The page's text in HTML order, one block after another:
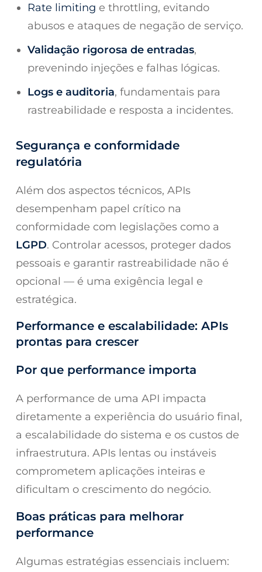
Rate limiting e throttling, evitando
abusos e ataques de negação de serviço.
Validação rigorosa de entradas,
prevenindo injeções e falhas lógicas.
Logs e auditoria, fundamentais para
rastreabilidade e resposta a incidentes.
Segurança e conformidade
regulatória
Além dos aspectos técnicos, APIs
desempenham papel crítico na
conformidade com legislações como a
LGPD. Controlar acessos, proteger dados
pessoais e garantir rastreabilidade não é
opcional — é uma exigência legal e
estratégica.
Performance e escalabilidade: APIs
prontas para crescer
Por que performance importa
A performance de uma API impacta
diretamente a experiência do usuário final,
a escalabilidade do sistema e os custos de
infraestrutura. APIs lentas ou instáveis
comprometem aplicações inteiras e
dificultam o crescimento do negócio.
Boas práticas para melhorar
performance
Algumas estratégias essenciais incluem: